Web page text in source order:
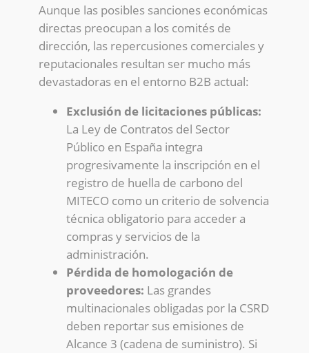
Aunque las posibles sanciones económicas
directas preocupan a los comités de
dirección, las repercusiones comerciales y
reputacionales resultan ser mucho más
devastadoras en el entorno B2B actual:
Exclusión de licitaciones públicas:
La Ley de Contratos del Sector
Público en España integra
progresivamente la inscripción en el
registro de huella de carbono del
MITECO como un criterio de solvencia
técnica obligatorio para acceder a
compras y servicios de la
administración.
Pérdida de homologación de
proveedores: Las grandes
multinacionales obligadas por la CSRD
deben reportar sus emisiones de
Alcance 3 (cadena de suministro). Si